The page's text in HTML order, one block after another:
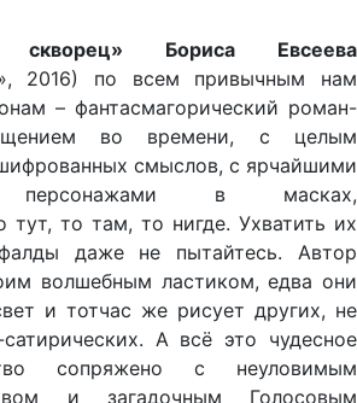
скворец» Бориса Евсеева
2016) по всем привычным нам
– фантасмагорический роман-
во времени, с целым
смыслов, с ярчайшими
персонажами в масках,
то там, то нигде. Ухватить их
даже не пытайтесь. Автор
волшебным ластиком, едва они
и тотчас же рисует других, не
А всё это чудесное
сопряжено с неуловимым
и загадочным Голосовым